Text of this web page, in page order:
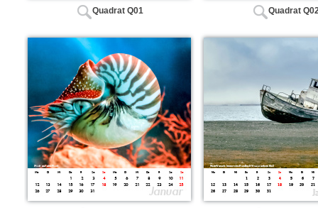
Quadrat Q01 Quadrat